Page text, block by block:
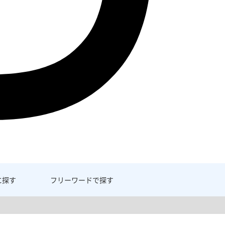
探す フリーワードで探す